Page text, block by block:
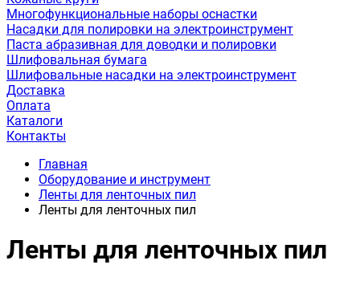
Многофункциональные наборы оснастки
Насадки для полировки на электроинструмент
Паста абразивная для доводки и полировки
Шлифовальная бумага
Шлифовальные насадки на электроинструмент
Доставка
Оплата
Каталоги
Контакты
Главная
Оборудование и инструмент
Ленты для ленточных пил
Ленты для ленточных пил
Ленты для ленточных пил